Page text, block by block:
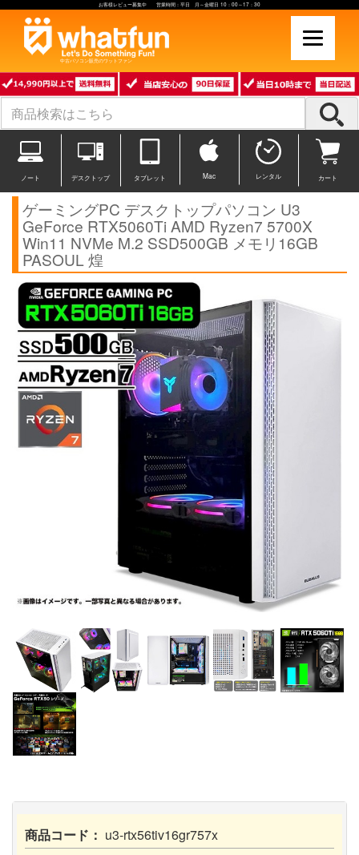
お客様レビュー募集中 営業時間：平日 月～金曜日 10：00～17：30
中古パソコン販売のワットファン
ノート デスクトップ タブレット Mac レンタル カート
ゲーミングPC デスクトップパソコン U3
GeForce RTX5060Ti AMD Ryzen7 5700X
Win11 NVMe M.2 SSD500GB メモリ16GB
PASOUL 煌
商品コード： u3-rtx56tiv16gr757x